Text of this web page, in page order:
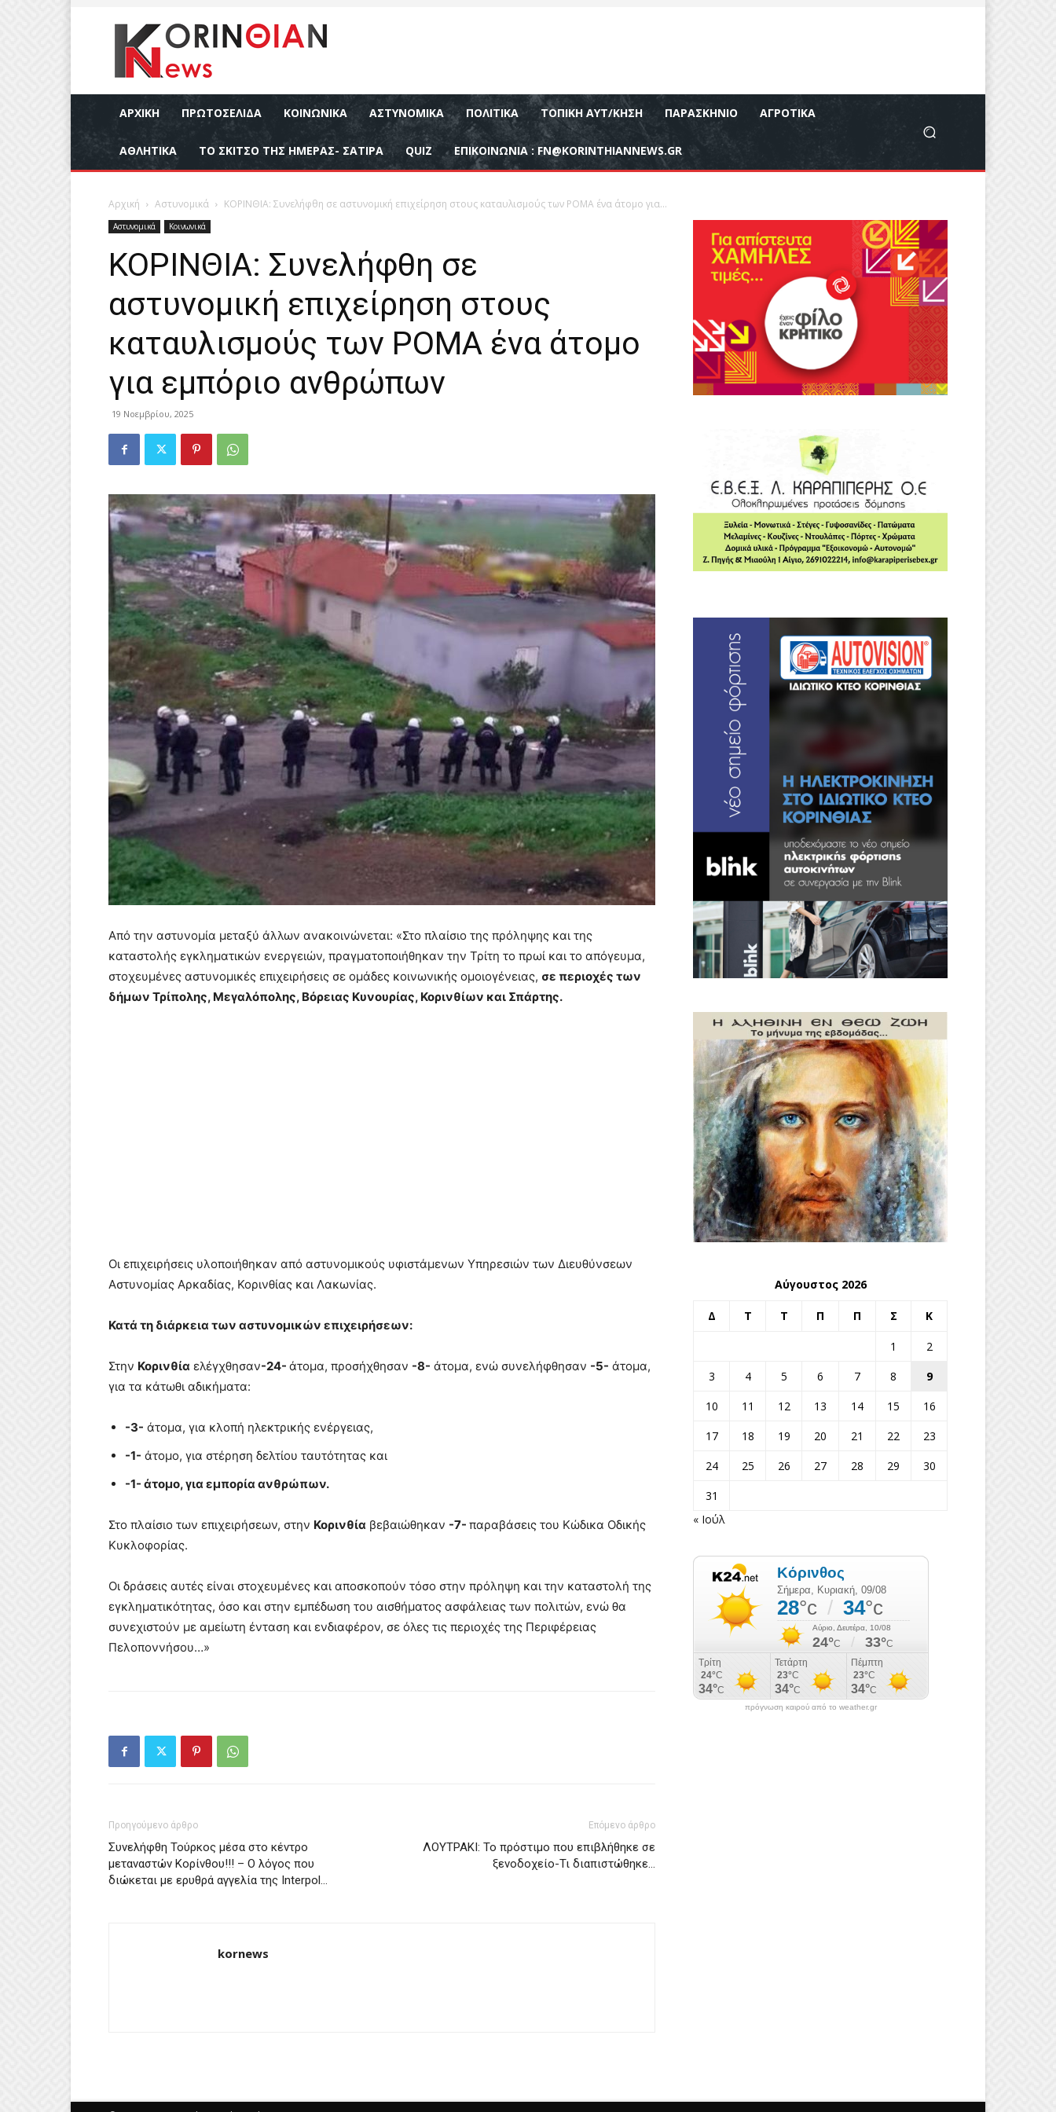
ΑΡΧΙΚΉ ΠΡΩΤΟΣΕΛΙΔΑ ΚΟΙΝΩΝΙΚΆ ΑΣΤΥΝΟΜΙΚΆ ΠΟΛΙΤΙΚΆ ΤΟΠΙΚΉ ΑΥΤ/ΚΗΣΗ ΠΑΡΑΣΚΉΝΙΟ ΑΓΡΟΤΙΚΆ
ΑΘΛΗΤΙΚΆ ΤΟ ΣΚΙΤΣΟ ΤΗΣ ΗΜΕΡΑΣ- ΣΑΤΙΡΑ QUIZ ΕΠΙΚΟΙΝΩΝΊΑ : FN@KORINTHIANNEWS.GR
Αρχική Αστυνομικά ΚΟΡΙΝΘΙΑ: Συνελήφθη σε αστυνομική επιχείρηση στους καταυλισμούς των ΡΟΜΑ ένα άτομο για...
Αστυνομικά Κοινωνικά
ΚΟΡΙΝΘΙΑ: Συνελήφθη σε
αστυνομική επιχείρηση στους
καταυλισμούς των ΡΟΜΑ ένα άτομο
για εμπόριο ανθρώπων
19 Νοεμβρίου, 2025
Από την αστυνομία μεταξύ άλλων ανακοινώνεται: «Στο πλαίσιο της πρόληψης και της
καταστολής εγκληματικών ενεργειών, πραγματοποιήθηκαν την Τρίτη το πρωί και το απόγευμα,
στοχευμένες αστυνομικές επιχειρήσεις σε ομάδες κοινωνικής ομοιογένειας, σε περιοχές των
δήμων Τρίπολης, Μεγαλόπολης, Βόρειας Κυνουρίας, Κορινθίων και Σπάρτης.
Οι επιχειρήσεις υλοποιήθηκαν από αστυνομικούς υφιστάμενων Υπηρεσιών των Διευθύνσεων
Αστυνομίας Αρκαδίας, Κορινθίας και Λακωνίας.
Κατά τη διάρκεια των αστυνομικών επιχειρήσεων:
Στην Κορινθία ελέγχθησαν-24- άτομα, προσήχθησαν -8- άτομα, ενώ συνελήφθησαν -5- άτομα,
για τα κάτωθι αδικήματα:
-3- άτομα, για κλοπή ηλεκτρικής ενέργειας,
-1- άτομο, για στέρηση δελτίου ταυτότητας και
-1- άτομο, για εμπορία ανθρώπων.
Στο πλαίσιο των επιχειρήσεων, στην Κορινθία βεβαιώθηκαν -7- παραβάσεις του Κώδικα Οδικής
Κυκλοφορίας.
Οι δράσεις αυτές είναι στοχευμένες και αποσκοπούν τόσο στην πρόληψη και την καταστολή της
εγκληματικότητας, όσο και στην εμπέδωση του αισθήματος ασφάλειας των πολιτών, ενώ θα
συνεχιστούν με αμείωτη ένταση και ενδιαφέρον, σε όλες τις περιοχές της Περιφέρειας
Πελοποννήσου…»
Προηγούμενο άρθρο
Συνελήφθη Τούρκος μέσα στο κέντρο
μεταναστών Κορίνθου!!! – Ο λόγος που
διώκεται με ερυθρά αγγελία της Interpol…
Επόμενο άρθρο
ΛΟΥΤΡΑΚΙ: Το πρόστιμο που επιβλήθηκε σε
ξενοδοχείο-Τι διαπιστώθηκε…
kornews
Αύγουστος 2026
Δ Τ Τ Π Π Σ Κ
1
2
3
4 5 6 7 8
9
10
11 12 13 14 15
16
17
18 19 20 21 22
23
24
25 26 27 28 29
30
31
« Ιούλ
πρόγνωση καιρού από το weather.gr